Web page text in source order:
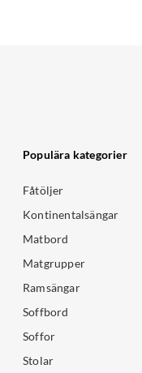
Populära kategorier
Fåtöljer
Kontinentalsängar
Matbord
Matgrupper
Ramsängar
Soffbord
Soffor
Stolar